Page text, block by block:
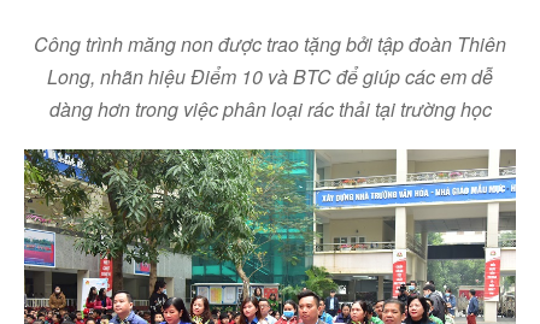
Công trình măng non được trao tặng bởi tập đoàn Thiên
Long, nhãn hiệuĐiểm 10 và BTC để giúp các em dễ
dàng hơn trong việc phân loại rác thải tại trường học